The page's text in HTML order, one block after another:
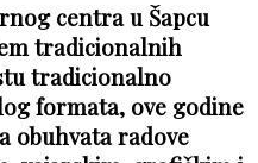
centra u Šapcu
tradicionalnih
tradicionalno
formata, ove godine
obuhvata radove